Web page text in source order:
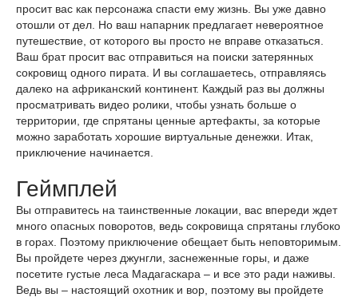
просит вас как персонажа спасти ему жизнь. Вы уже давно
отошли от дел. Но ваш напарник предлагает невероятное
путешествие, от которого вы просто не вправе отказаться.
Ваш брат просит вас отправиться на поиски затерянных
сокровищ одного пирата. И вы соглашаетесь, отправляясь
далеко на африканский континент. Каждый раз вы должны
просматривать видео ролики, чтобы узнать больше о
территории, где спрятаны ценные артефакты, за которые
можно заработать хорошие виртуальные денежки. Итак,
приключение начинается.
Геймплей
Вы отправитесь на таинственные локации, вас впереди ждет
много опасных поворотов, ведь сокровища спрятаны глубоко
в горах. Поэтому приключение обещает быть неповторимым.
Вы пройдете через джунгли, заснеженные горы, и даже
посетите густые леса Мадагаскара – и все это ради наживы.
Ведь вы – настоящий охотник и вор, поэтому вы пройдете